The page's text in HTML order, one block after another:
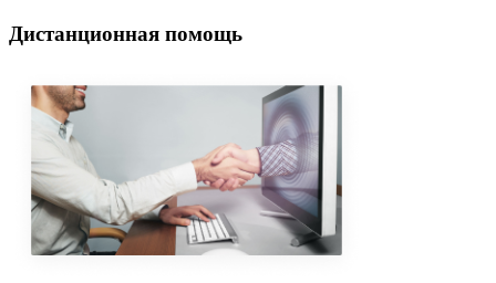
Дистанционная помощь